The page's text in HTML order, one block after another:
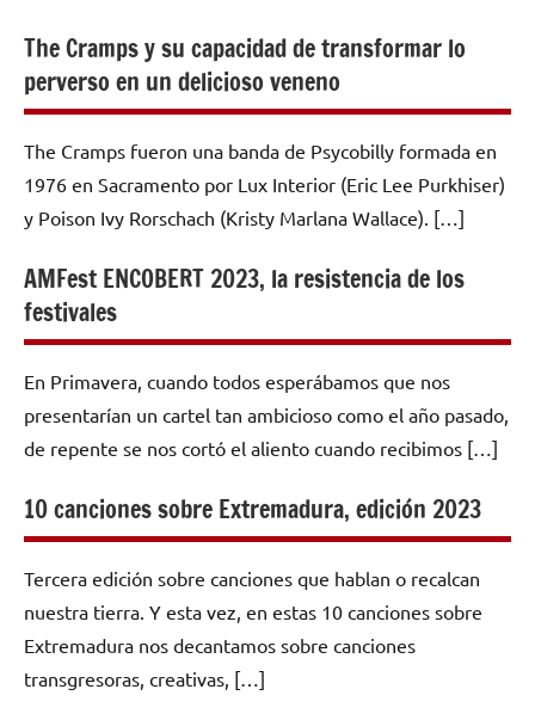
The Cramps y su capacidad de transformar lo
perverso en un delicioso veneno
The Cramps fueron una banda de Psycobilly formada en
1976 en Sacramento por Lux Interior (Eric Lee Purkhiser)
y Poison Ivy Rorschach (Kristy Marlana Wallace). […]
AMFest ENCOBERT 2023, la resistencia de los
festivales
En Primavera, cuando todos esperábamos que nos
presentarían un cartel tan ambicioso como el año pasado,
de repente se nos cortó el aliento cuando recibimos […]
10 canciones sobre Extremadura, edición 2023
Tercera edición sobre canciones que hablan o recalcan
nuestra tierra. Y esta vez, en estas 10 canciones sobre
Extremadura nos decantamos sobre canciones
transgresoras, creativas, […]